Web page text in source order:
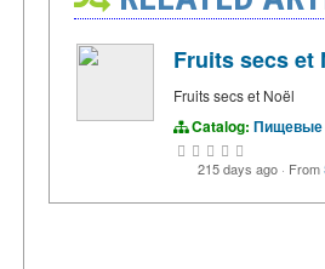
Fruits secs et
Fruits secs et Noël
Catalog: Пищевые
215 days ago · From